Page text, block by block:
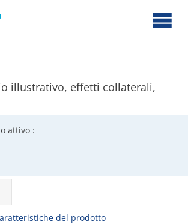
illustrativo, effetti collaterali,
attivo :
del prodotto